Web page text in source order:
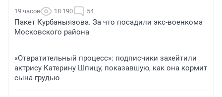
19 часов 18 190 54
Пакет Курбаныязова. За что посадили экс-военкома
Московского района
«Отвратительный процесс»: подписчики захейтили
актрису Катерину Шпицу, показавшую, как она кормит
сына грудью